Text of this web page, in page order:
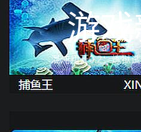
游
混沌初开0.2：炼狱